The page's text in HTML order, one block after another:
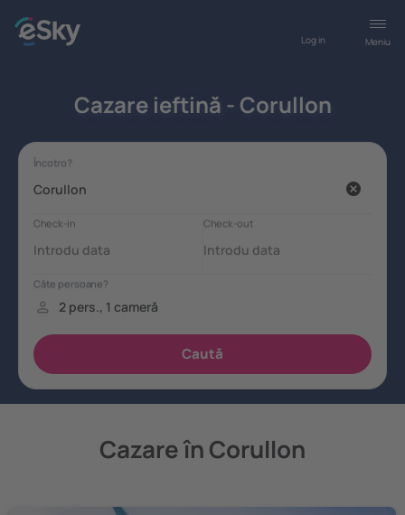
Meniu
Log in
Cazare ieftină - Corullon
Cazare în Corullon